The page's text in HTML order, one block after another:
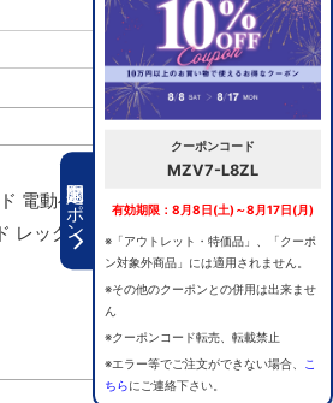
期間限定クーポン
クーポンコード
MZV7-L8ZL
有効期限：8月8日(土)～8月17日(月)
※「アウトレット・特価品」、「クーポ
ン対象外商品」には適用されません。
※その他のクーポンとの併用は出来ませ
ん
※クーポンコード転売、転載禁止
※エラー等でご注文ができない場合、
こ
ちらにご連絡下さい。
電動ベッドフレーム プレサス PL-03C
レッグ